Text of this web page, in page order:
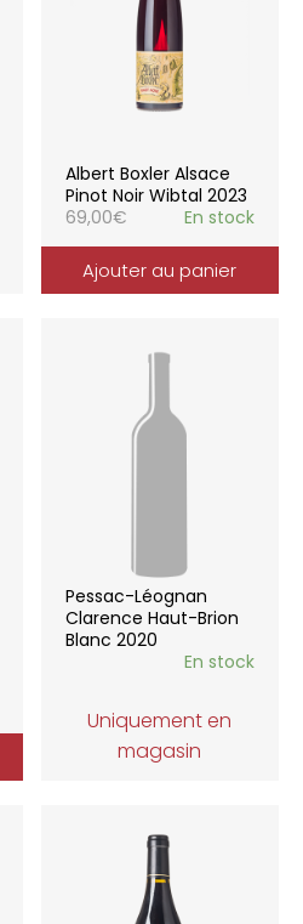
Albert Boxler Alsace
Pinot Noir Wibtal 2023
69,00€ En stock
Ajouter au panier
Pessac-Léognan
Clarence Haut-Brion
Blanc 2020
En stock
Uniquement en
magasin